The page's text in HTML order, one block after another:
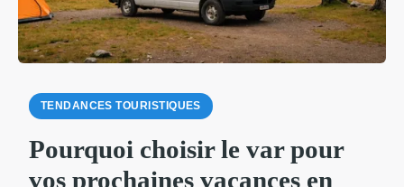
TENDANCES TOURISTIQUES
Pourquoi choisir le var pour
vos prochaines vacances en